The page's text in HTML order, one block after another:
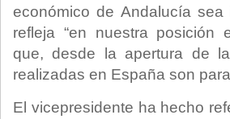
económico de Andalucía
refleja “en nuestra
que, desde la apertura de
realizadas en España son
El vicepresidente ha hecho